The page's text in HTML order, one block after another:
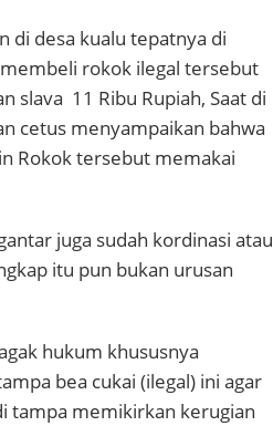
di desa kualu tepatnya di
rokok ilegal tersebut
slava 11 Ribu Rupiah, Saat di
cetus menyampaikan bahwa
Rokok tersebut memakai
juga sudah kordinasi atau
itu pun bukan urusan
hukum khususnya
bea cukai (ilegal) ini agar
tampa memikirkan kerugian